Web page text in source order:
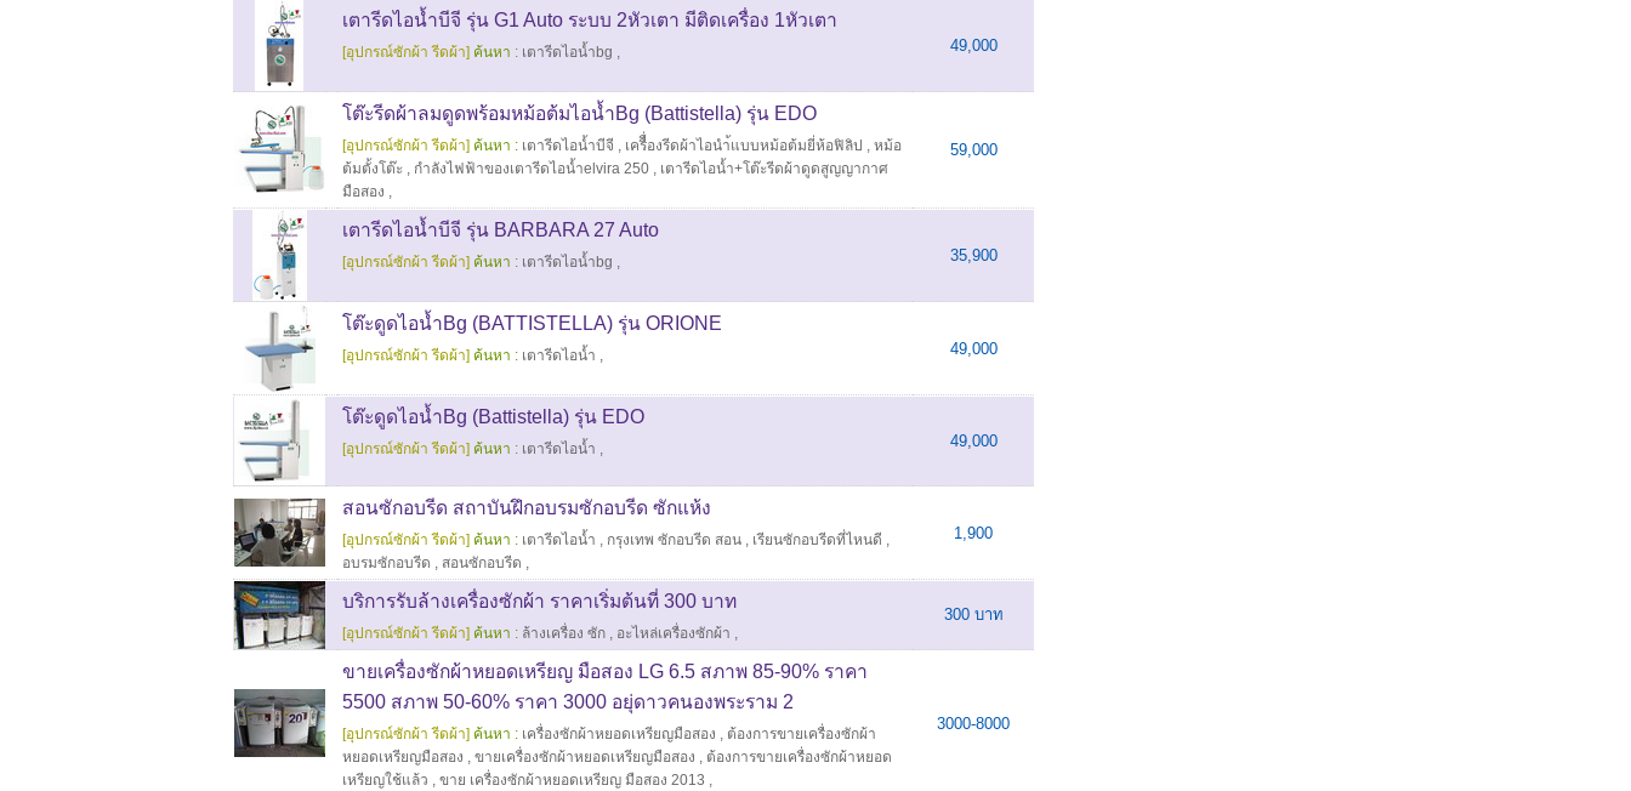
เตารีดไอน้ำบีจี รุ่น G1 Auto ระบบ 2หัวเตา มีติดเครื่อง 1หัวเตา
[อุปกรณ์ซักผ้า รีดผ้า] ค้นหา : เตารีดไอน้ำbg , 49,000
โต๊ะรีดผ้าลมดูดพร้อมหม้อต้มไอน้ำBg (Battistella) รุ่น EDO
[อุปกรณ์ซักผ้า รีดผ้า] ค้นหา : เตารีดไอน้ำบีจี , เครืื่องรีดผ้าไอนำ้แบบหม้อต้มยี่ห้อฟิลิป , หม้อ
ต้มตั้งโต๊ะ , กำลังไฟฟ้าของเตารีดไอน้ำelvira 250 , เตารีดไอน้ำ+โต๊ะรีดผ้าดูดสูญญากาศ
มือสอง ,
59,000
เตารีดไอน้ำบีจี รุ่น BARBARA 27 Auto
[อุปกรณ์ซักผ้า รีดผ้า] ค้นหา : เตารีดไอน้ำbg , 35,900
โต๊ะดูดไอน้ำBg (BATTISTELLA) รุ่น ORIONE
[อุปกรณ์ซักผ้า รีดผ้า] ค้นหา : เตารีดไอน้ำ , 49,000
โต๊ะดูดไอน้ำBg (Battistella) รุ่น EDO
[อุปกรณ์ซักผ้า รีดผ้า] ค้นหา : เตารีดไอน้ำ , 49,000
สอนซักอบรีด สถาบันฝึกอบรมซักอบรีด ซักแห้ง
[อุปกรณ์ซักผ้า รีดผ้า] ค้นหา : เตารีดไอน้ำ , กรุงเทพ ซักอบรีด สอน , เรียนซักอบรีดที่ไหนดี ,
อบรมซักอบรีด , สอนซักอบรีด ,
1,900
บริการรับล้างเครื่องซักผ้า ราคาเริ่มต้นที่ 300 บาท
[อุปกรณ์ซักผ้า รีดผ้า] ค้นหา : ล้างเครื่อง ซัก , อะไหล่เครื่องซักผ้า ,
300 บาท
ขายเครื่องซักผ้าหยอดเหรียญ มือสอง LG 6.5 สภาพ 85-90% ราคา
5500 สภาพ 50-60% ราคา 3000 อยุ่ดาวคนองพระราม 2
[อุปกรณ์ซักผ้า รีดผ้า] ค้นหา : เครื่องซักผ้าหยอดเหรียญมือสอง , ต้องการขายเครื่องซักผ้า
หยอดเหรียญมือสอง , ขายเครื่องซักผ้าหยอดเหรียญมือสอง , ต้องการขายเครื่องซักผ้าหยอด
เหรียญใช้แล้ว , ขาย เครื่องซักผ้าหยอดเหรียญ มือสอง 2013 ,
3000-8000